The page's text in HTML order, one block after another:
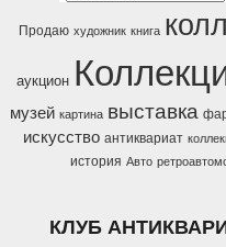
Продаю художник книга
аукцион
музей картина выставка
искусство антиквариат
история Авто
КЛУБ